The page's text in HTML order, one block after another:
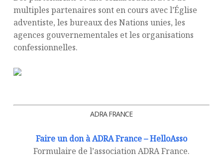
multiples partenaires sont en cours avec l’Église
adventiste, les bureaux des Nations unies, les
agences gouvernementales et les organisations
confessionnelles.
ADRA FRANCE
Faire un don à ADRA France – HelloAsso
Formulaire de l’association ADRA France.